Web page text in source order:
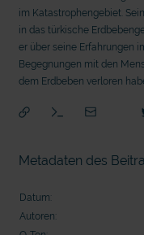
im Katastrophengebiet.
in das türkische
er über seine Erfahrungen
Begegnungen mit den
dem Erdbeben verloren
Metadaten des
Datum:
Autoren: